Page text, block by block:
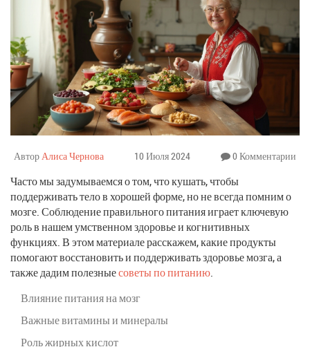
АвторАлиса Чернова 10 Июля 2024 0 Комментарии
Часто мы задумываемся о том, что кушать, чтобы
поддерживать тело в хорошей форме, но не всегда помним о
мозге. Соблюдение правильного питания играет ключевую
роль в нашем умственном здоровье и когнитивных
функциях. В этом материале расскажем, какие продукты
помогают восстановить и поддерживать здоровье мозга, а
также дадим полезныесоветы по питанию.
Влияние питания на мозг
Важные витамины и минералы
Роль жирных кислот